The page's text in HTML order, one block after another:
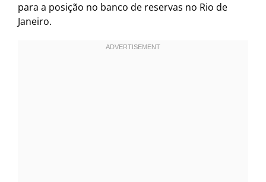
para a posição no banco de reservas no Rio de
Janeiro.